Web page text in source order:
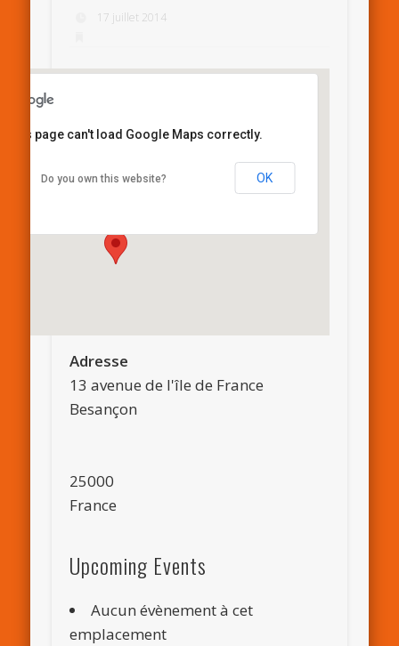
17 juillet 2014
Maison de quartier Nelson Mandela
13 avenue de l'île de France - Besançon
This page can't load Google Maps correctly.
Do you own this website? OK
Adresse
13 avenue de l'île de France
Besançon
25000
France
Upcoming Events
Aucun évènement à cet
emplacement